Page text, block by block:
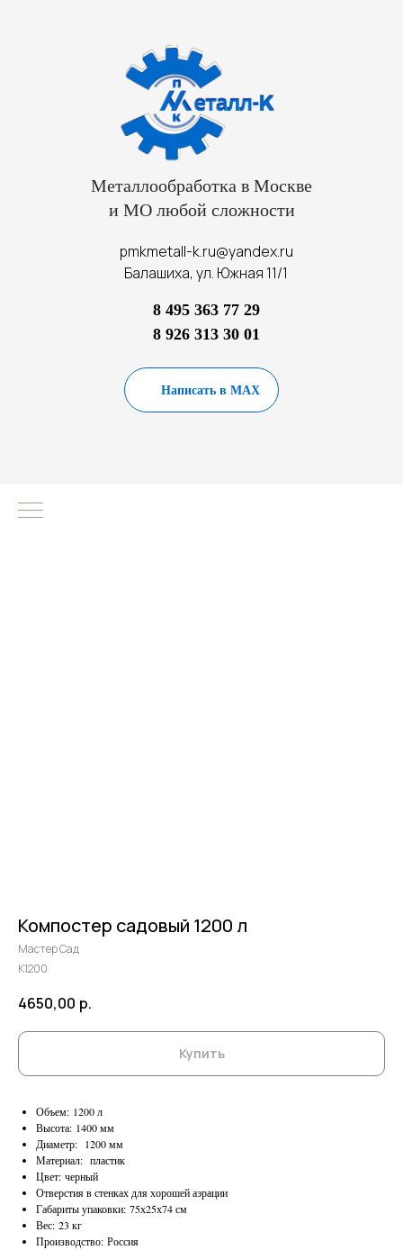
Металлообработка в Москве
и МО любой сложности
pmkmetall-k.ru@yandex.ru
Балашиха, ул. Южная 11/1
8 495 363 77 29
8 926 313 30 01
Написать в MAX
Компостер садовый 1200 л
Мастер Сад
К1200
4650,00 р.
Купить
Объем: 1200 л
Высота: 1400 мм
Диаметр: 1200 мм
Материал: пластик
Цвет: черный
Отверстия в стенках для хорошей аэрации
Габариты упаковки: 75х25х74 см
Вес: 23 кг
Производство: Россия